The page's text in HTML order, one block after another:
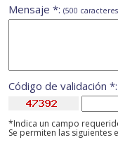
Mensaje *: (500
Código de validación *:
*Indica un campo
Se permiten las siguientes